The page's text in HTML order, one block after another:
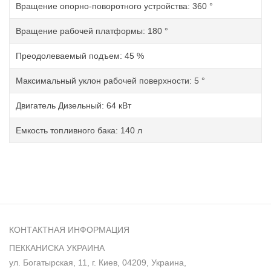
Вращение опорно-поворотного устройства: 360 °
Вращение рабочей платформы: 180 °
Преодолеваемый подъем: 45 %
Максимальный уклон рабочей поверхности: 5 °
Двигатель Дизельный: 64 кВт
Емкость топливного бака: 140 л
КОНТАКТНАЯ ИНФОРМАЦИЯ
ПЕККАНИСКА УКРАИНА
ул. Богатырская, 11, г. Киев, 04209, Украина,